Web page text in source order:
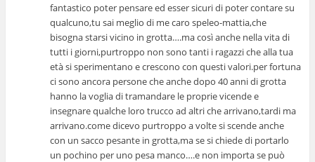
fantastico poter pensare ed esser sicuri di poter contare su
qualcuno,tu sai meglio di me caro speleo-mattia,che
bisogna starsi vicino in grotta….ma così anche nella vita di
tutti i giorni,purtroppo non sono tanti i ragazzi che alla tua
età si sperimentano e crescono con questi valori.per fortuna
ci sono ancora persone che anche dopo 40 anni di grotta
hanno la voglia di tramandare le proprie vicende e
insegnare qualche loro trucco ad altri che arrivano,tardi ma
arrivano.come dicevo purtroppo a volte si scende anche
con un sacco pesante in grotta,ma se si chiede di portarlo
un pochino per uno pesa manco….e non importa se può